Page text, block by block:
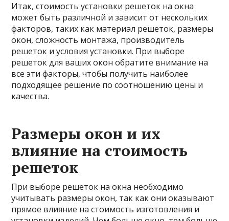
Итак, стоимость установки решеток на окна
может быть различной и зависит от нескольких
факторов, таких как материал решеток, размеры
окон, сложность монтажа, производитель
решеток и условия установки. При выборе
решеток для ваших окон обратите внимание на
все эти факторы, чтобы получить наиболее
подходящее решение по соотношению цены и
качества.
Размеры окон и их
влияние на стоимость
решеток
При выборе решеток на окна необходимо
учитывать размеры окон, так как они оказывают
прямое влияние на стоимость изготовления и